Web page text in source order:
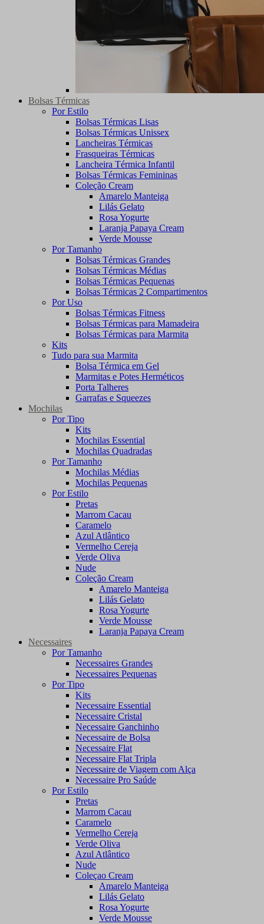
Bolsas Térmicas
Por Estilo
Bolsas Térmicas Lisas
Bolsas Térmicas Unissex
Lancheiras Térmicas
Frasqueiras Térmicas
Lancheira Térmica Infantil
Bolsas Térmicas Femininas
Coleção Cream
Amarelo Manteiga
Lilás Gelato
Rosa Yogurte
Laranja Papaya Cream
Verde Mousse
Por Tamanho
Bolsas Térmicas Grandes
Bolsas Térmicas Médias
Bolsas Térmicas Pequenas
Bolsas Térmicas 2 Compartimentos
Por Uso
Bolsas Térmicas Fitness
Bolsas Térmicas para Mamadeira
Bolsas Térmicas para Marmita
Kits
Tudo para sua Marmita
Bolsa Térmica em Gel
Marmitas e Potes Herméticos
Porta Talheres
Garrafas e Squeezes
Mochilas
Por Tipo
Kits
Mochilas Essential
Mochilas Quadradas
Por Tamanho
Mochilas Médias
Mochilas Pequenas
Por Estilo
Pretas
Marrom Cacau
Caramelo
Azul Atlântico
Vermelho Cereja
Verde Oliva
Nude
Coleção Cream
Amarelo Manteiga
Lilás Gelato
Rosa Yogurte
Verde Mousse
Laranja Papaya Cream
Necessaires
Por Tamanho
Necessaires Grandes
Necessaires Pequenas
Por Tipo
Kits
Necessaire Essential
Necessaire Cristal
Necessaire Ganchinho
Necessaire de Bolsa
Necessaire Flat
Necessaire Flat Tripla
Necessaire de Viagem com Alça
Necessaire Pro Saúde
Por Estilo
Pretas
Marrom Cacau
Caramelo
Vermelho Cereja
Verde Oliva
Azul Atlântico
Nude
Coleçao Cream
Amarelo Manteiga
Lilás Gelato
Rosa Yogurte
Verde Mousse